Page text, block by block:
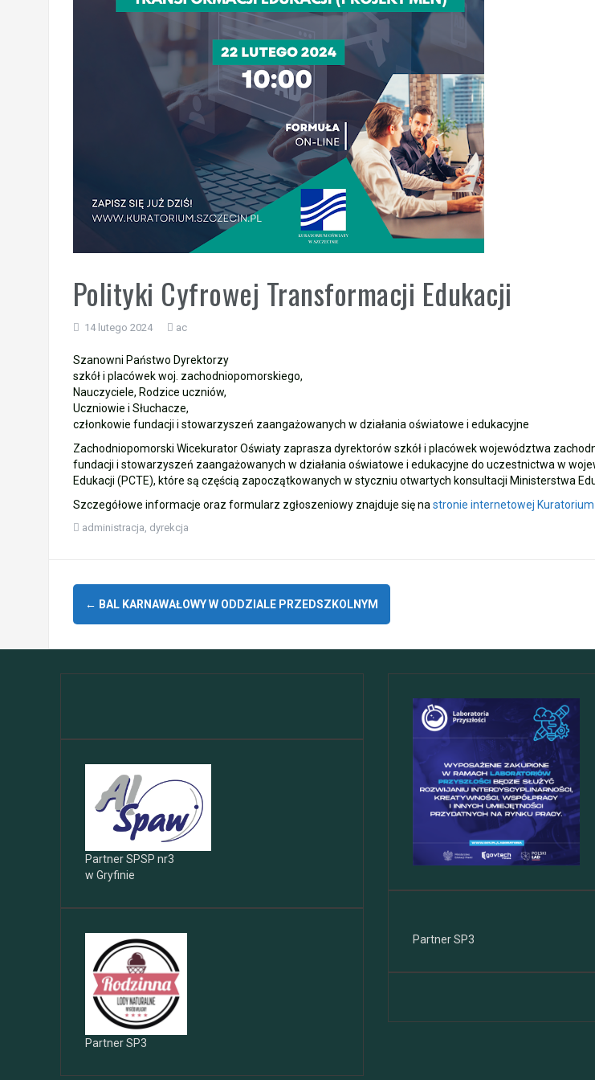
Wycieczka klasy 3b i 3d do Zieleniewa i Kołobrzegu
„Ostatni zamek „
🌊🏰 Wycieczka do Trójmiasta i Malborka 🏰🌊
📚🧇🍧PODZIĘKOWANIA🍧🧇📚
Gala Laureatów – przeniesiona na wrzesień
Ósme miejsce w województwie i brązowy medal indywidualnie!
Polityki Cyfrowej Transformacji Edukacji
14 lutego 2024 ac
Szanowni Państwo Dyrektorzy
szkół i placówek woj. zachodniopomorskiego,
Nauczyciele, Rodzice uczniów,
Uczniowie i Słuchacze,
członkowie fundacji i stowarzyszeń zaangażowanych w działania oświatowe i edukacyjne
Zachodniopomorski Wicekurator Oświaty zaprasza dyrektorów szkół i placówek województwa
fundacji i stowarzyszeń zaangażowanych w działania oświatowe i edukacyjne do uczestnictwa w
Edukacji (PCTE), które są częścią zapoczątkowanych w styczniu otwartych konsultacji Ministerstwa
Szczegółowe informacje oraz formularz zgłoszeniowy znajduje się na stronie internetowej
administracja, dyrekcja
Zobacz
wpisy
← BAL KARNAWAŁOWY W ODDZIALE PRZEDSZKOLNYM
Partner SPSP nr3
w Gryfinie
Partner SP3
Partner SP3